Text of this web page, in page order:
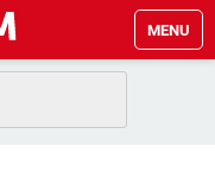
MENU